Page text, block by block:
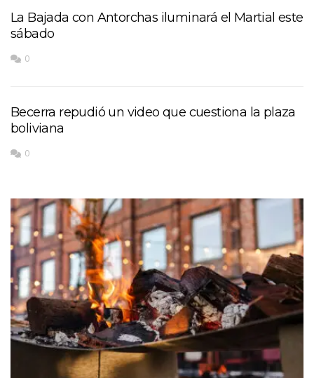
La Bajada con Antorchas iluminará el Martial este
sábado
0
Becerra repudió un video que cuestiona la plaza
boliviana
0